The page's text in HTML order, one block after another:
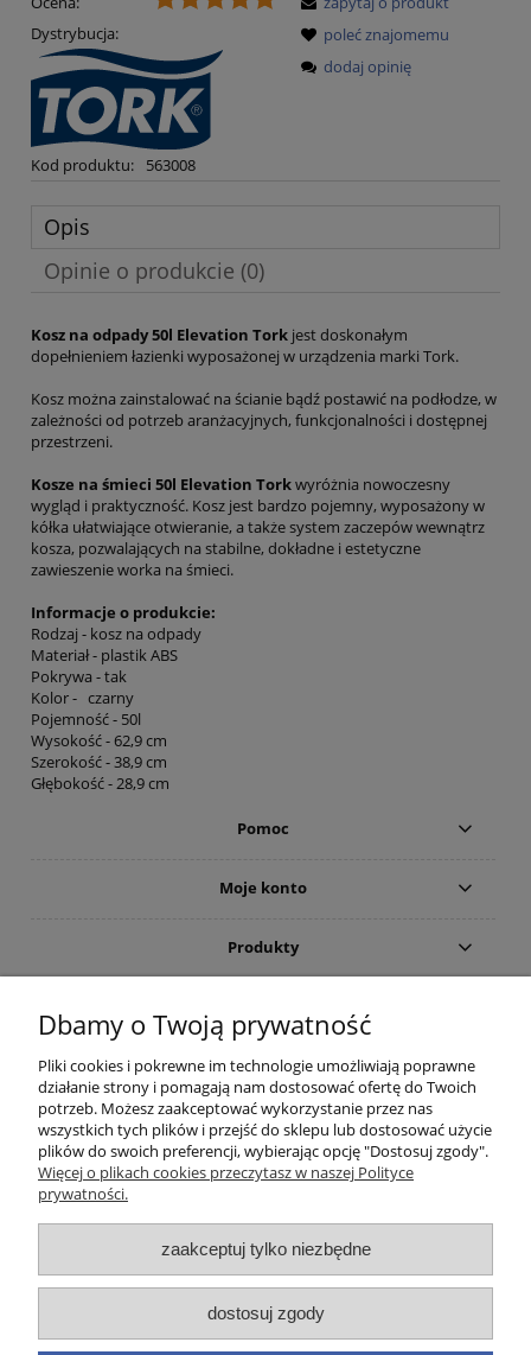
Dystrybucja:
Kod produktu: 563008
poleć znajomemu
dodaj opinię
Opis
Opinie o produkcie (0)
Kosz na odpady 50l Elevation Tork jest doskonałym
dopełnieniem łazienki wyposażonej w urządzenia marki Tork.
Kosz można zainstalować na ścianie bądź postawić na podłodze, w
zależności od potrzeb aranżacyjnych, funkcjonalności i dostępnej
przestrzeni.
Kosze na śmieci 50l Elevation Torkwyróżnia nowoczesny
wygląd i praktyczność. Kosz jest bardzo pojemny, wyposażony w
kółka ułatwiające otwieranie, a także system zaczepów wewnątrz
kosza, pozwalających na stabilne, dokładne i estetyczne
zawieszenie worka na śmieci.
Informacje o produkcie:
Rodzaj - kosz na odpady
Materiał - plastik ABS
Pokrywa - tak
Kolor - czarny
Pojemność - 50l
Wysokość - 62,9 cm
Szerokość - 38,9 cm
Głębokość - 28,9 cm
Pomoc
Moje konto
Produkty
O firmie
(c)2015-2022 Sklep internetowy Higieniczny.pl - Ergonomia czystości:
Wyposażenie toalet publicznych (suszarka do rąk; dozownik mydła) oraz
łazienek dla osób niepełnosprawnych (poręcze i uchwyty). Wszelkie prawa
zastrzeżone. Zakaz kopiowania i powielania treści. Strona korzysta z plików
cookies. Zerknij na nasze forum i przeczytaj aktualne opinie. Nasz ranking
Dyson,EKAPLAST,Faneco,Warmtec,Starmix,Makoinstal(Simex),Fumagalli
,Tork,MOEL,BLOMUS
GOJO,Purell(w ofercie posiadamy odpowiednie zamienniki). Infolinia
Dbamy o Twoją prywatność
Pliki cookies i pokrewne im technologie umożliwiają poprawne
działanie strony i pomagają nam dostosować ofertę do Twoich
potrzeb. Możesz zaakceptować wykorzystanie przez nas
wszystkich tych plików i przejść do sklepu lub dostosować użycie
plików do swoich preferencji, wybierając opcję "Dostosuj zgody".
Więcej o plikach cookies przeczytasz w naszej Polityce
prywatności.
zaakceptuj tylko niezbędne
dostosuj zgody